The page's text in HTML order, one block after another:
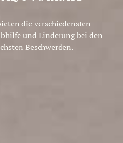
die verschiedensten
und Linderung bei den
Beschwerden.